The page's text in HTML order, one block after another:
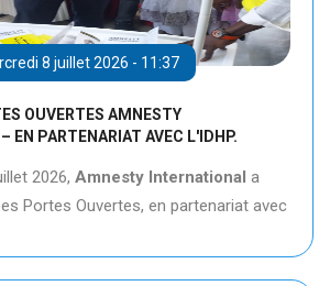
8 juillet 2026 - 11:37
OUVERTES AMNESTY
EN PARTENARIAT AVEC L'IDHP.
2026, Amnesty International a
Portes Ouvertes, en partenariat avec